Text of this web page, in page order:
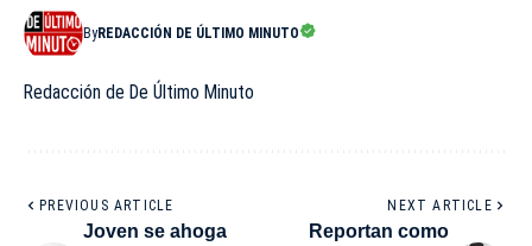
ByREDACCIÓN DE ÚLTIMO MINUTO
Redacción de De Último Minuto
PREVIOUS ARTICLE
Joven se ahoga
NEXT ARTICLE
Reportan como